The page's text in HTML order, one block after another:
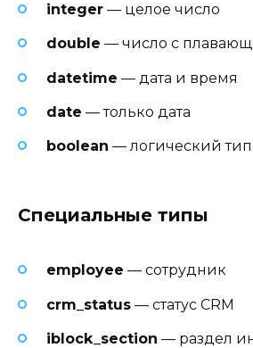
integer — целое число
double — число с
datetime — дата и время
date — только дата
boolean — логический тип
Специальные типы
employee — сотрудник
crm_status — статус CRM
iblock_section — раздел